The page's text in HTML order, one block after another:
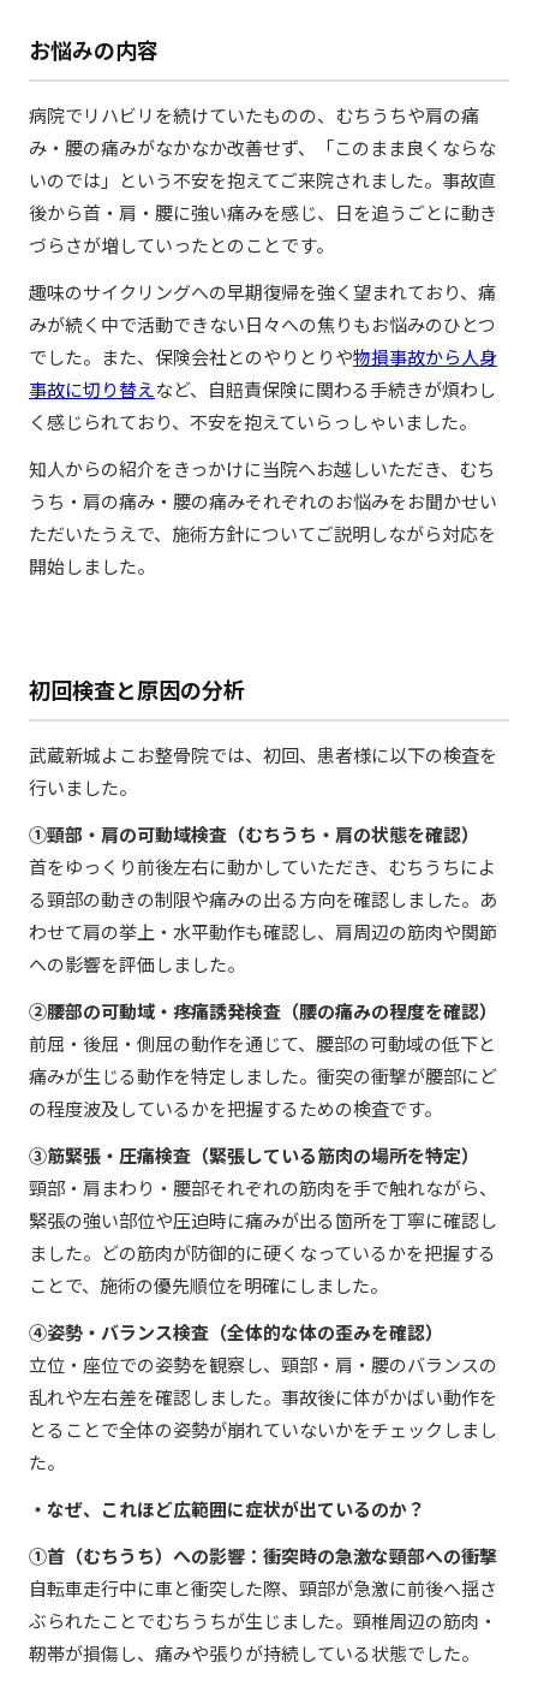
お悩みの内容
病院でリハビリを続けていたものの、むちうちや肩の痛
み・腰の痛みがなかなか改善せず、「このまま良くならな
いのでは」という不安を抱えてご来院されました。事故直
後から首・肩・腰に強い痛みを感じ、日を追うごとに動き
づらさが増していったとのことです。
趣味のサイクリングへの早期復帰を強く望まれており、痛
みが続く中で活動できない日々への焦りもお悩みのひとつ
でした。また、保険会社とのやりとりや物損事故から人身
事故に切り替えなど、自賠責保険に関わる手続きが煩わし
く感じられており、不安を抱えていらっしゃいました。
知人からの紹介をきっかけに当院へお越しいただき、むち
うち・肩の痛み・腰の痛みそれぞれのお悩みをお聞かせい
ただいたうえで、施術方針についてご説明しながら対応を
開始しました。
初回検査と原因の分析
武蔵新城よこお整骨院では、初回、患者様に以下の検査を
行いました。
①頸部・肩の可動域検査（むちうち・肩の状態を確認）
首をゆっくり前後左右に動かしていただき、むちうちによ
る頸部の動きの制限や痛みの出る方向を確認しました。あ
わせて肩の挙上・水平動作も確認し、肩周辺の筋肉や関節
への影響を評価しました。
②腰部の可動域・疼痛誘発検査（腰の痛みの程度を確認）
前屈・後屈・側屈の動作を通じて、腰部の可動域の低下と
痛みが生じる動作を特定しました。衝突の衝撃が腰部にど
の程度波及しているかを把握するための検査です。
③筋緊張・圧痛検査（緊張している筋肉の場所を特定）
頸部・肩まわり・腰部それぞれの筋肉を手で触れながら、
緊張の強い部位や圧迫時に痛みが出る箇所を丁寧に確認し
ました。どの筋肉が防御的に硬くなっているかを把握する
ことで、施術の優先順位を明確にしました。
④姿勢・バランス検査（全体的な体の歪みを確認）
立位・座位での姿勢を観察し、頸部・肩・腰のバランスの
乱れや左右差を確認しました。事故後に体がかばい動作を
とることで全体の姿勢が崩れていないかをチェックしまし
た。
・なぜ、これほど広範囲に症状が出ているのか？
①首（むちうち）への影響：衝突時の急激な頸部への衝撃
自転車走行中に車と衝突した際、頸部が急激に前後へ揺さ
ぶられたことでむちうちが生じました。頸椎周辺の筋肉・
靭帯が損傷し、痛みや張りが持続している状態でした。